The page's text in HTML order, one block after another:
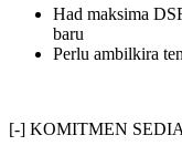
Had maksima
baru
Perlu ambilkira
[-] KOMITMEN